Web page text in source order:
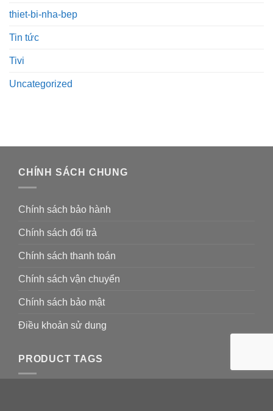
thiet-bi-nha-bep
Tin tức
Tivi
Uncategorized
CHÍNH SÁCH CHUNG
Chính sách bảo hành
Chính sách đổi trả
Chính sách thanh toán
Chính sách vận chuyển
Chính sách bảo mật
Điều khoản sử dung
PRODUCT TAGS